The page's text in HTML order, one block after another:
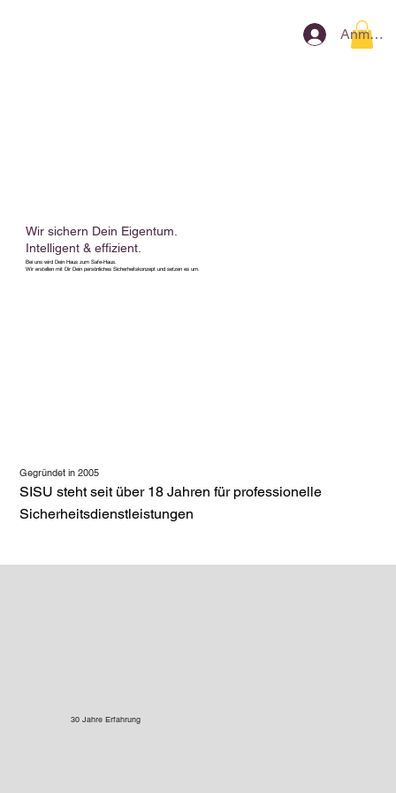
Wir sichern Dein Eigentum.
Intelligent & effizient.
Bei uns wird Dein Haus zum Safe-Haus.
Wir erstellen mit Dir Dein persönliches Sicherheitskonzept und setzen es um.
Gegründet in 2005
SISU steht seit über 18 Jahren für professionelle
Sicherheitsdienstleistungen
30 Jahre Erfahrung